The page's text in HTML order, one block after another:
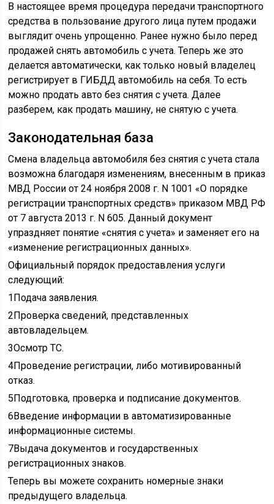
В настоящее время процедура передачи транспортного
средства в пользование другого лица путем продажи
выглядит очень упрощенно. Ранее нужно было перед
продажей снять автомобиль с учета. Теперь же это
делается автоматически, как только новый владелец
регистрирует в ГИБДД автомобиль на себя. То есть
можно продать авто без снятия с учета. Далее
разберем, как продать машину, не снятую с учета.
Законодательная база
Смена владельца автомобиля без снятия с учета стала
возможна благодаря изменениям, внесенным в приказ
МВД России от 24 ноября 2008 г. N 1001 «О порядке
регистрации транспортных средств» приказом МВД РФ
от 7 августа 2013 г. N 605. Данный документ
упраздняет понятие «снятия с учета» и заменяет его на
«изменение регистрационных данных».
Официальный порядок предоставления услуги
следующий:
1Подача заявления.
2Проверка сведений, представленных
автовладельцем.
3Осмотр ТС.
4Проведение регистрации, либо мотивированный
отказ.
5Подготовка, проверка и подписание документов.
6Введение информации в автоматизированные
информационные системы.
7Выдача документов и государственных
регистрационных знаков.
Теперь вы можете сохранить номерные знаки
предыдущего владельца.